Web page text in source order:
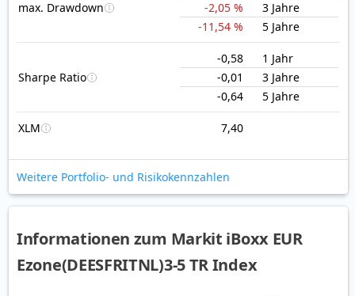
max. Drawdown
-2,05 %
3 Jahre
-11,54 %
5 Jahre
Sharpe Ratio
-0,58
1 Jahr
-0,01
3 Jahre
-0,64
5 Jahre
XLM 7,40
Weitere Portfolio- und Risikokennzahlen
Informationen zum Markit iBoxx EUR
Ezone(DEESFRITNL)3-5 TR Index